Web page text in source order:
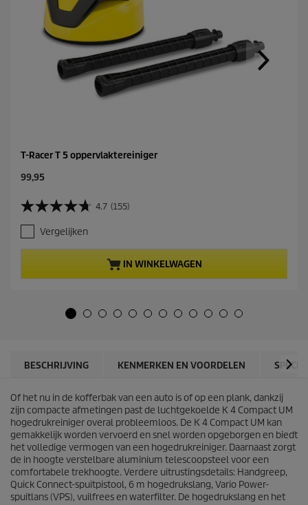
T-Racer T 5 oppervlaktereiniger
C
r
e
n
t
r
e
99,95
4.7 (155)
4
.
7
v
n
.
1
5
5
b
e
o
o
Vergelijken
IN WINKELWAGEN
BESCHRIJVING KENMERKEN EN VOORDELEN
Of het nu in de kofferbak van een auto is of op een plank, dankzij
zijn compacte afmetingen past de luchtgekoelde K 4 Compact UM
hogedrukreiniger overal probleemloos. De K 4 Compact UM kan
gemakkelijk worden vervoerd en snel worden opgeborgen en biedt
het volledige vermogen van een hogedrukreiniger. Daarnaast zorgt
de in hoogte verstelbare aluminium telescoopsteel voor een
comfortabele trekhoogte. Verdere uitrustingsdetails: Handgreep,
Quick Connect-spuitpistool, 6 m hogedrukslang, Vario Power-
spuitlans (VPS), vuilfrees en waterfilter. De hogedrukslang en het